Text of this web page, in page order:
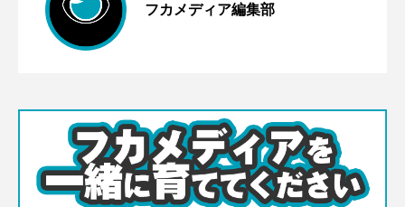
フカメディア編集部
2026.06.29
展」開催
どう違う？